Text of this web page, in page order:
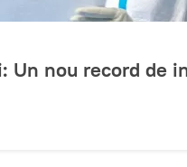
Un nou record de